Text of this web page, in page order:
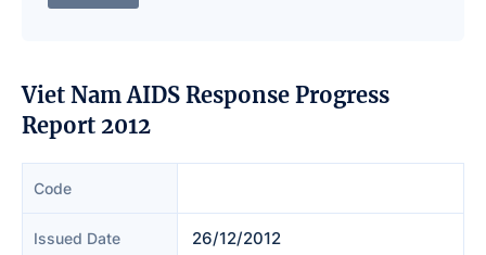
Viet Nam AIDS Response Progress
Report 2012
Code
Issued Date 26/12/2012